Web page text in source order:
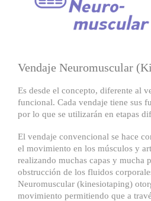
Vendaje Neuromuscular
Es desde el concepto, diferente al
funcional. Cada vendaje tiene sus
por lo que se utilizarán en etapas
El vendaje convencional se hace
el movimiento en los músculos y
realizando muchas capas y mucha
obstrucción de los fluidos
Neuromuscular (kinesiotaping)
movimiento permitiendo que a